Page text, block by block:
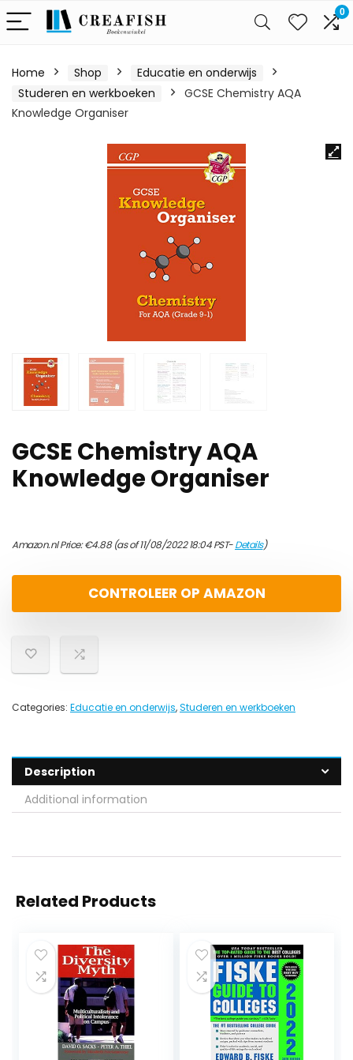
0
Home Shop
Educatie en onderwijs
Studeren en werkboeken
GCSE Chemistry AQA
Knowledge Organiser
GCSE Chemistry AQA
Knowledge Organiser
Amazon.nl Price:€4.88(as of 11/08/2022 18:04 PST-Details)
CONTROLEER OP AMAZON
Categories: Educatie en onderwijs,Studeren en werkboeken
Description
Additional information
Related Products